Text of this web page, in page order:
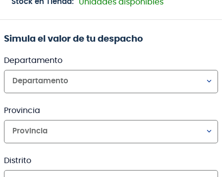
Stock en Tienda: Unidades disponibles
Simula el valor de tu despacho
Departamento
Departamento
Provincia
Provincia
Distrito